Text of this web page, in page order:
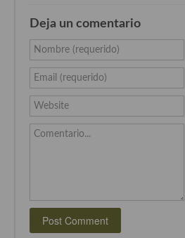
Cocina Sueca
Cocina Suiza
Cocina Turca
Deja un comentario
Nombre (requerido)
Email (requerido)
Website
Comentario...